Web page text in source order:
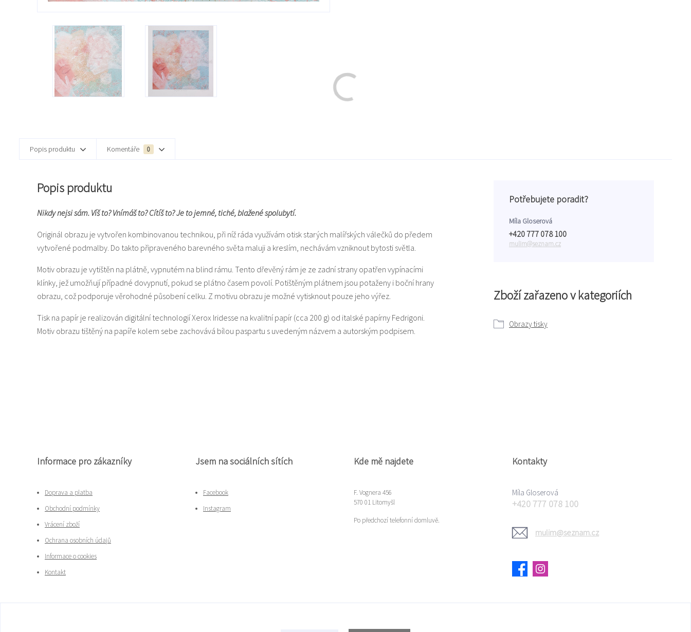
Popis produktu Komentáře 0
Popis produktu
Nikdy nejsi sám. Víš to? Vnímáš to? Cítíš to? Je to jemné, tiché, blažené spolubytí.
Originál obrazu je vytvořen kombinovanou technikou, při níž ráda využívám otisk starých malířských válečků do předem
vytvořené podmalby. Do takto připraveného barevného světa maluji a kreslím, nechávám vzniknout bytosti světla.
Motiv obrazu je vytištěn na plátně, vypnutém na blind rámu. Tento dřevěný rám je ze zadní strany opatřen vypínacími
klínky, jež umožňují případné dovypnutí, pokud se plátno časem povolí. Potištěným plátnem jsou potaženy i boční hrany
obrazu, což podporuje věrohodné působení celku. Z motivu obrazu je možné vytisknout pouze jeho výřez.
Tisk na papír je realizován digitální technologií Xerox Iridesse na kvalitní papír (cca 200 g) od italské papírny Fedrigoni.
Motiv obrazu tištěný na papíře kolem sebe zachovává bílou paspartu s uvedeným názvem a autorským podpisem.
Zboží zařazeno v kategoriích
Obrazy tisky
Potřebujete poradit?
Míla Gloserová
+420 777 078 100
mulim@seznam.cz
Informace pro zákazníky
Doprava a platba
Obchodní podmínky
Vrácení zboží
Ochrana osobních údajů
Informace o cookies
Kontakt
Jsem na sociálních sítích
Facebook
Instagram
Kde mě najdete
F. Vognera 456
570 01 Litomyšl
Po předchozí telefonní domluvě.
Kontakty
Míla Gloserová
+420 777 078 100
mulim@seznam.cz